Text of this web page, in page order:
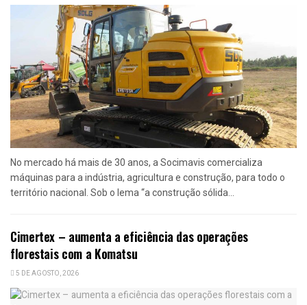
No mercado há mais de 30 anos, a Socimavis comercializa
máquinas para a indústria, agricultura e construção, para todo o
território nacional. Sob o lema “a construção sólida...
Cimertex – aumenta a eficiência das operações
florestais com a Komatsu
5 DE AGOSTO, 2026